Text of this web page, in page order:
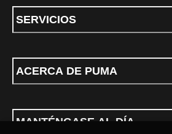
SERVICIOS
ACERCA DE PUMA
MANTÉNGASE AL DÍA